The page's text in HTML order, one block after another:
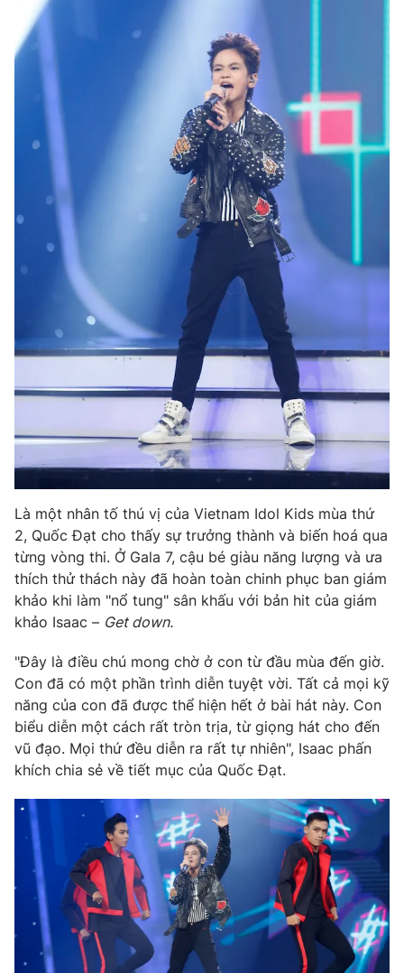
Sản phẩm
Thị trường
Lịch phát sóng
Emagazine Podcast
Photo Infographic
Video Shorts video
VTV Money VTV Thể thao
VTV Sức khoẻ Bất động sản
Thị trường 24h Tấm lòng Việt
VTV4 Vươn mình bằng AI
VTV9 VTV8
Liên hệ tòa soạn English
THỜI BÁO VTV
Theo dõi báo trên
Cơ quan báo chí:Thời báo VTV
Giấy phép hoạt động báo in và báo điện tử số 483/GP-BTTTT
cấp ngày 29/12/2023
Tổng Biên tập: Vũ Thanh Thủy
Phó Tổng Biên tập:Nguyễn Thị Mỹ Hạnh, Phạm Quốc Thắng,
Nguyễn Trọng Ninh
Tổng đài VTV:024.38 355 931 - 024.38 355 932
Là một nhân tố thú vị của Vietnam Idol Kids mùa thứ
2, Quốc Đạt cho thấy sự trưởng thành và biến hoá qua
từng vòng thi. Ở Gala 7, cậu bé giàu năng lượng và ưa
thích thử thách này đã hoàn toàn chinh phục ban giám
khảo khi làm "nổ tung" sân khấu với bản hit của giám
khảo Isaac – Get down.
"Đây là điều chú mong chờ ở con từ đầu mùa đến giờ.
Con đã có một phần trình diễn tuyệt vời. Tất cả mọi kỹ
năng của con đã được thể hiện hết ở bài hát này. Con
biểu diễn một cách rất tròn trịa, từ giọng hát cho đến
vũ đạo. Mọi thứ đều diễn ra rất tự nhiên", Isaac phấn
khích chia sẻ về tiết mục của Quốc Đạt.